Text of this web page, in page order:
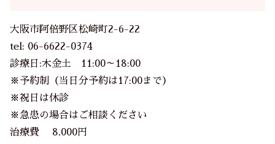
大阪市阿倍野区松崎町2-6-22
tel: 06-6622-0374
診療日:木金土 11:00～18:00
※予約制（当日分予約は17:00まで）
※祝日は休診
※急患の場合はご相談ください
治療費 8,000円